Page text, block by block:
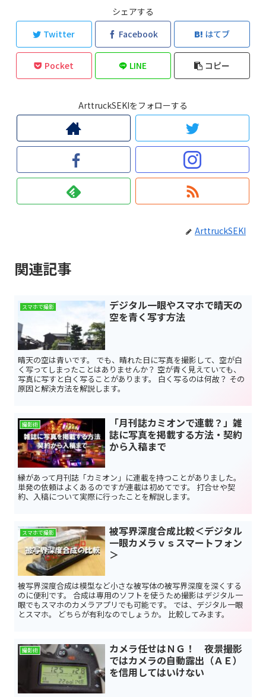
シェアする
Twitter
Facebook はてブ
Pocket LINE コピー
ArttruckSEKIをフォローする
ArttruckSEKI
関連記事
スマホで撮影
デジタル一眼やスマホで晴天の
空を青く写す方法
晴天の空は青いです。 でも、晴れた日に写真を撮影して、空が白
く写ってしまったことはありませんか？ 空が青く見えていても、
写真に写すと白く写ることがあります。 白く写るのは何故？ その
原因と解決方法を解説します。
撮影術
「月刊誌カミオンで連載？」雑
誌に写真を掲載する方法・契約
から入稿まで
縁があって月刊誌「カミオン」に連載を持つことがありました。
単発の依頼はよくあるのですが連載は初めてです。 打合せや契
約、入稿について実際に行ったことを解説します。
スマホで撮影
被写界深度合成比較＜デジタル
一眼カメラｖｓスマートフォン
＞
被写界深度合成は模型など小さな被写体の被写界深度を深くする
のに便利です。 合成は専用のソフトを使うため撮影はデジタル一
眼でもスマホのカメラアプリでも可能です。 では、デジタル一眼
とスマホ。 どちらが有利なのでしょうか。 比較してみます。
撮影術
カメラ任せはＮＧ！ 夜景撮影
ではカメラの自動露出（ＡＥ）
を信用してはいけない